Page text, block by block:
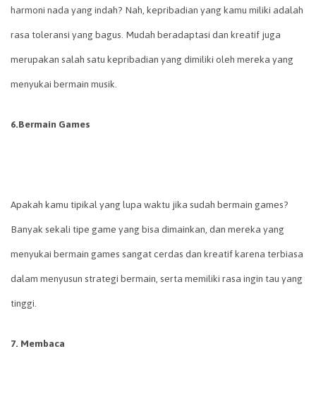
harmoni nada yang indah? Nah, kepribadian yang kamu miliki adalah
rasa toleransi yang bagus. Mudah beradaptasi dan kreatif juga
merupakan salah satu kepribadian yang dimiliki oleh mereka yang
menyukai bermain musik.
6.Bermain Games
Apakah kamu tipikal yang lupa waktu jika sudah bermain games?
Banyak sekali tipe game yang bisa dimainkan, dan mereka yang
menyukai bermain games sangat cerdas dan kreatif karena terbiasa
dalam menyusun strategi bermain, serta memiliki rasa ingin tau yang
tinggi.
7. Membaca